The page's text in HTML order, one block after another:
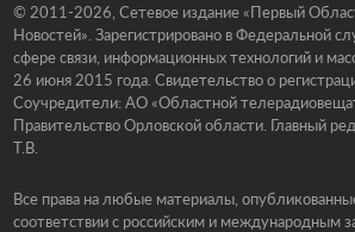
© 2011-2026, Сетевое издание «Первый
Новостей». Зарегистрировано в Федеральной
сфере связи, информационных технологий и
26 июня 2015 года. Свидетельство о
Соучредители: АО «Областной
Правительство Орловской области. Главный
Т.В.
Все права на любые материалы,
соответствии с российским и международным